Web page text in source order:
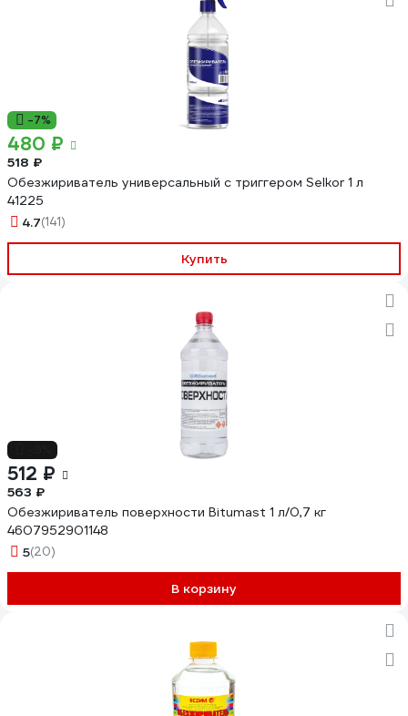
-7%
480 ₽
518 ₽
Обезжириватель универсальный с триггером Selkor 1 л
41225
4.7(141)
Купить
512 ₽
563 ₽
Обезжириватель поверхности Bitumast 1 л/0,7 кг
4607952901148
5(20)
В корзину